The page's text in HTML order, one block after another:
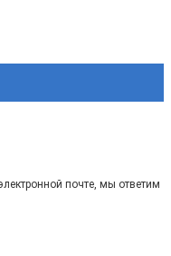
почте, мы ответим